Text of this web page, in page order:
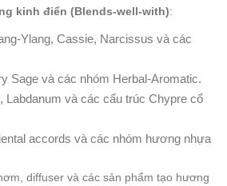
kinh điển (Blends-well-with):
Ylang, Cassie, Narcissus và các
Sage và các nhóm Herbal-Aromatic.
Labdanum và các cấu trúc Chypre cổ
accords và các nhóm hương nhựa
diffuser và các sản phẩm tạo hương